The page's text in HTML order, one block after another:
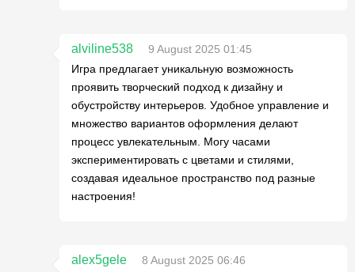
alviline538
9 August 2025 01:45
Игра предлагает уникальную возможность
проявить творческий подход к дизайну и
обустройству интерьеров. Удобное управление и
множество вариантов оформления делают
процесс увлекательным. Могу часами
экспериментировать с цветами и стилями,
создавая идеальное пространство под разные
настроения!
alex5gele
8 August 2025 06:46